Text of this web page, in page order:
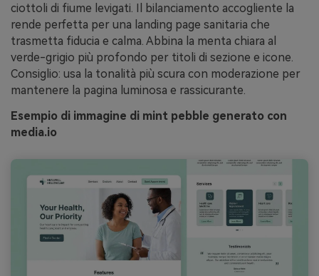
ciottoli di fiume levigati. Il bilanciamento accogliente la
rende perfetta per una landing page sanitaria che
trasmetta fiducia e calma. Abbina la menta chiara al
verde-grigio più profondo per titoli di sezione e icone.
Consiglio: usa la tonalità più scura con moderazione per
mantenere la pagina luminosa e rassicurante.
Esempio di immagine di mint pebble generato con
media.io